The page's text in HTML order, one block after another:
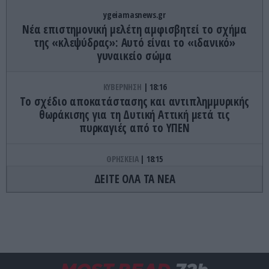
ygeiamasnews.gr
Νέα επιστημονική μελέτη αμφισβητεί το σχήμα
της «κλεψύδρας»: Αυτό είναι το «ιδανικό»
γυναικείο σώμα
ΚΥΒΕΡΝΗΣΗ 18:16
Το σχέδιο αποκατάστασης και αντιπλημμυρικής
θωράκισης για τη Δυτική Αττική μετά τις
πυρκαγιές από το ΥΠΕΝ
ΘΡΗΣΚΕΙΑ 18:15
Άγνωστες προφητείες που συζητούν ακόμη οι
πιστοί
ΔΕΙΤΕ ΟΛΑ ΤΑ ΝΕΑ